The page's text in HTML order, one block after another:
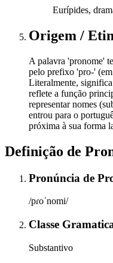
Eurípides,
Origem /
A palavra 'pronome'
pelo prefixo 'pro-'
Literalmente,
reflete a função
representar nomes
entrou para o
próxima à sua forma
Definição de
Pronúncia de
/pɾoˈnomi/
Classe
Substantivo